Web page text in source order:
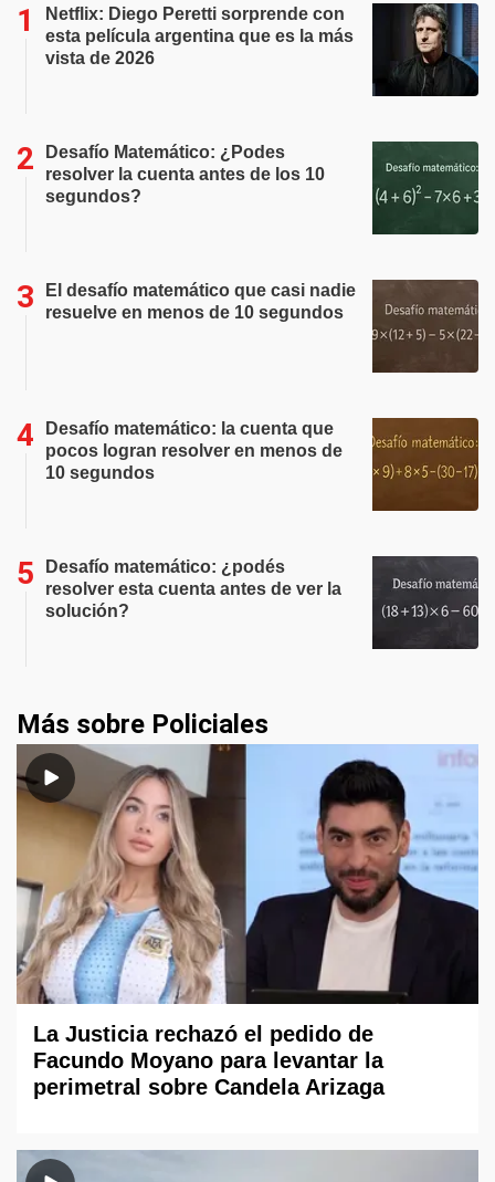
Netflix: Diego Peretti sorprende con
esta película argentina que es la más
vista de 2026
Desafío Matemático: ¿Podes
resolver la cuenta antes de los 10
segundos?
El desafío matemático que casi nadie
resuelve en menos de 10 segundos
Desafío matemático: la cuenta que
pocos logran resolver en menos de
10 segundos
Desafío matemático: ¿podés
resolver esta cuenta antes de ver la
solución?
Más sobre Policiales
La Justicia rechazó el pedido de
Facundo Moyano para levantar la
perimetral sobre Candela Arizaga